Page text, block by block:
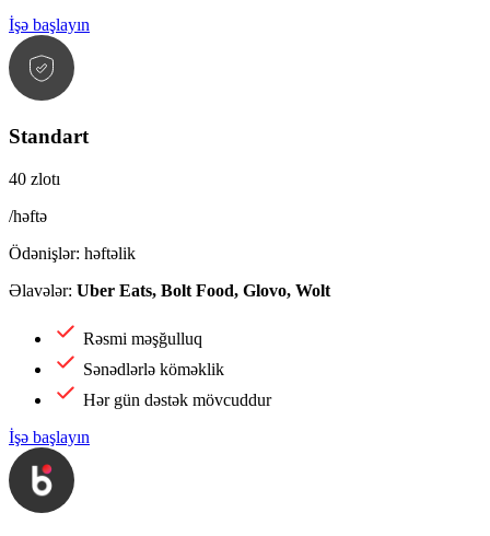
İşə başlayın
Standart
40 zlotı
/həftə
Ödənişlər: həftəlik
Əlavələr: Uber Eats, Bolt Food, Glovo, Wolt
Rəsmi məşğulluq
Sənədlərlə köməklik
Hər gün dəstək mövcuddur
İşə başlayın